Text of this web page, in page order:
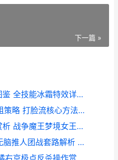
下一篇 »
王者关羽冰锋战神皮肤图鉴 全技能冰霜特效详细解答 王者荣耀关羽冰峰
炉石传说T7猎人快攻卡组策略 打脸流核心方法解析 炉石传说最新猎人
球球大作战暗之翼组合赏析 战争魔王梦境女王造型图鉴 球球大作战里
王者KPL关羽庄周组合 无脑推人团战套路解析 关羽对线庄周